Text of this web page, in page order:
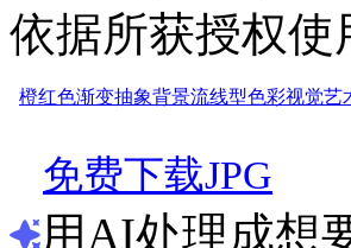
依据所获授权
橙红色渐变抽象背景流线型色彩视觉艺
免费下载JPG
用AI处理成想